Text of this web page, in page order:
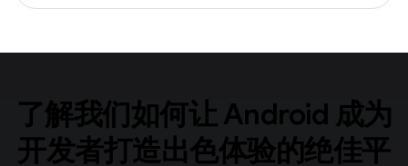
了解我们如何让 Android 成为
开发者打造出色体验的绝佳平